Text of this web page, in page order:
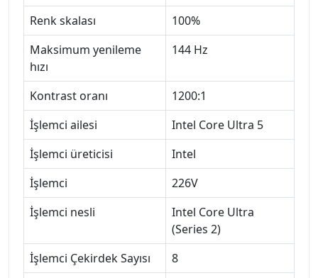
Renk skalası
100%
Maksimum yenileme
hızı
144 Hz
Kontrast oranı
1200:1
İşlemci ailesi
Intel Core Ultra 5
İşlemci üreticisi
Intel
İşlemci
226V
İşlemci nesli
Intel Core Ultra
(Series 2)
İşlemci Çekirdek Sayısı
8